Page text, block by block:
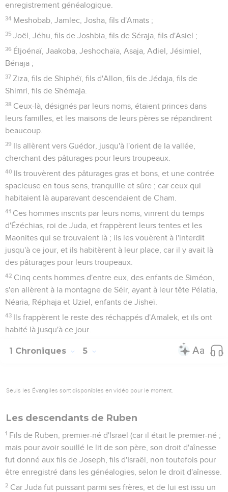
enregistrement généalogique.
34 Meshobab, Jamlec, Josha, fils d'Amats ;
35 Joël, Jéhu, fils de Joshbia, fils de Séraja, fils d'Asiel ;
36 Éljoénaï, Jaakoba, Jeshochaïa, Asaja, Adiel, Jésimiel,
Bénaja ;
37 Ziza, fils de Shiphéï, fils d'Allon, fils de Jédaja, fils de
Shimri, fils de Shémaja.
38 Ceux-là, désignés par leurs noms, étaient princes dans
leurs familles, et les maisons de leurs pères se répandirent
beaucoup.
39 Ils allèrent vers Guédor, jusqu'à l'orient de la vallée,
cherchant des pâturages pour leurs troupeaux.
40 Ils trouvèrent des pâturages gras et bons, et une contrée
spacieuse en tous sens, tranquille et sûre ; car ceux qui
habitaient là auparavant descendaient de Cham.
41 Ces hommes inscrits par leurs noms, vinrent du temps
d'Ézéchias, roi de Juda, et frappèrent leurs tentes et les
Maonites qui se trouvaient là ; ils les vouèrent à l'interdit
jusqu'à ce jour, et ils habitèrent à leur place, car il y avait là
des pâturages pour leurs troupeaux.
42 Cinq cents hommes d'entre eux, des enfants de Siméon,
s'en allèrent à la montagne de Séir, ayant à leur tête Pélatia,
Néaria, Réphaja et Uziel, enfants de Jisheï.
43 Ils frappèrent le reste des réchappés d'Amalek, et ils ont
habité là jusqu'à ce jour.
1 Chroniques 5
Seuls les Évangiles sont disponibles en vidéo pour le moment.
Les descendants de Ruben
1 Fils de Ruben, premier-né d'Israël (car il était le premier-né ;
mais pour avoir souillé le lit de son père, son droit d'aînesse
fut donné aux fils de Joseph, fils d'Israël, non toutefois pour
être enregistré dans les généalogies, selon le droit d'aînesse.
2 Car Juda fut puissant parmi ses frères, et de lui est issu un